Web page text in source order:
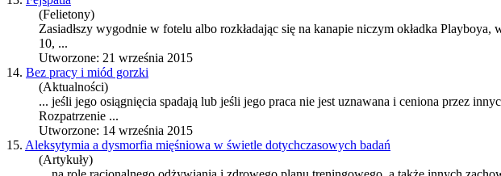
(Felietony)
Zasiadłszy wygodnie w fotelu albo rozkładając się na kanapie niczym okładka
10, ...
Utworzone: 21 września 2015
14. Bez pracy i miód gorzki
(Aktualności)
... jeśli jego osiągnięcia spadają lub jeśli jego praca nie jest uznawana i ceniona przez
Rozpatrzenie ...
Utworzone: 14 września 2015
15. Aleksytymia a dysmorfia mięśniowa w świetle dotychczasowych badań
(Artykuły)